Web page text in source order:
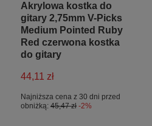
Akrylowa kostka do
gitary 2,75mm V-Picks
Medium Pointed Ruby
Red czerwona kostka
do gitary
44,11 zł
Najniższa cena z 30 dni przed
obniżką: 45,47 zł -2%